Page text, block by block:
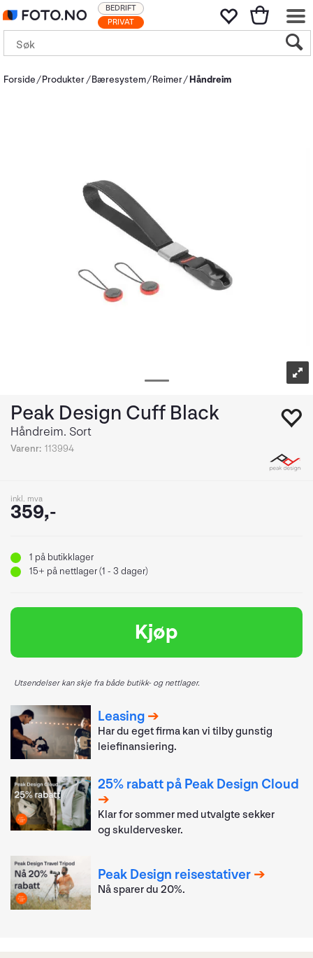
PRIVAT
BEDRIFT
Forside Produkter Bæresystem Reimer Håndreim
Peak Design Cuff Black
Håndreim. Sort
Varenr: 113994
inkl. mva
359,-
1 på butikklager
15+ på nettlager (1 - 3 dager)
Kjøp
Utsendelser kan skje fra både butikk- og nettlager.
Leasing
Har du eget firma kan vi tilby gunstig
leiefinansiering.
25% rabatt på Peak Design Cloud
Klar for sommer med utvalgte sekker
og skuldervesker.
Peak Design reisestativer
Nå sparer du 20%.